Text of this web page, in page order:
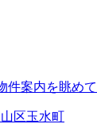
件案内を眺め
区玉水町